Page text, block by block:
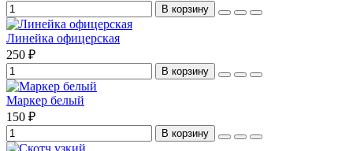
В корзину
Линейка офицерская
250 ₽
В корзину
Маркер белый
150 ₽
В корзину